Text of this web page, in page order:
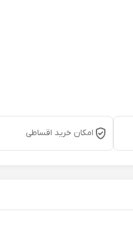
امکان خرید اقساطی